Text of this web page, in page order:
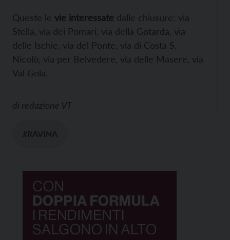
Queste le vie interessate dalle chiusure: via
Stella, via dei Pomari, via della Gotarda, via
delle Ischie, via del Ponte, via di Costa S.
Nicolò, via per Belvedere, via delle Masere, via
Val Gola.
di redazione VT
#RAVINA